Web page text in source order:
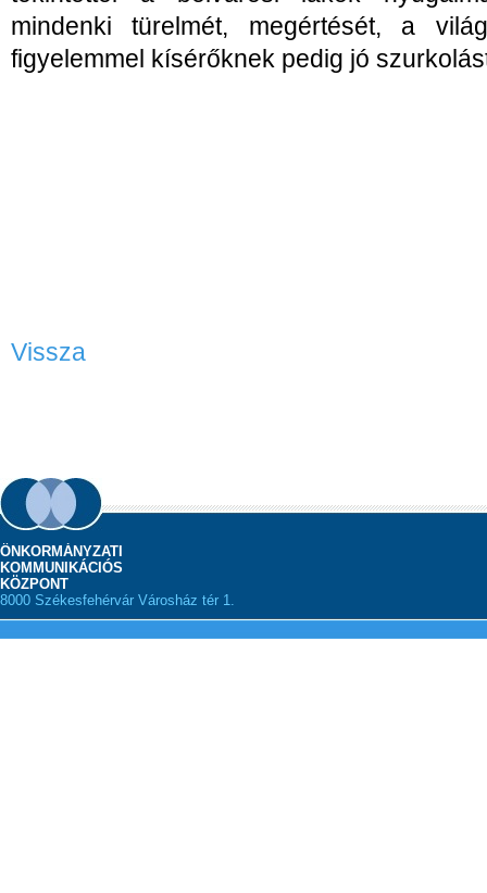
mindenki türelmét, megértését, a
figyelemmel kísérőknek pedig jó
Vissza
ÖNKORMÁNYZATI
KOMMUNIKÁCIÓS
KÖZPONT
8000 Székesfehérvár Városház tér 1.